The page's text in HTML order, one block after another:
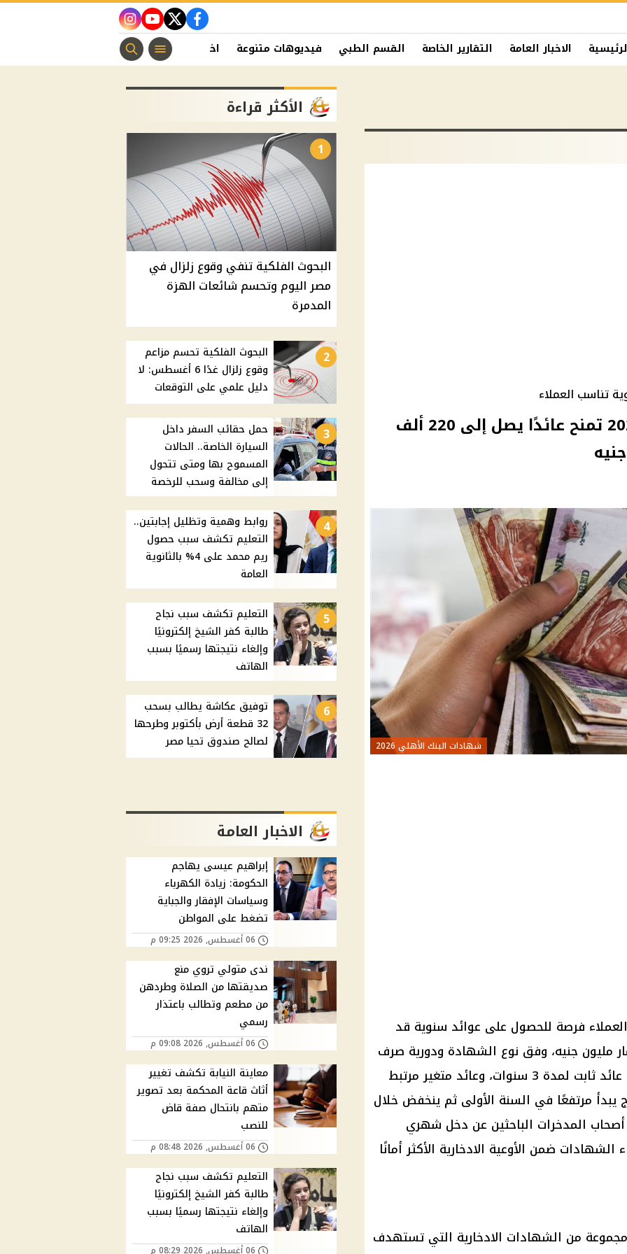
facebook
twitter
youtube
instagram
الاخبار العامة التقارير الخاصة القسم الطبي فيديوهات متنوعة اخبار الفن منوعات مسيحية
تناسب العملاء
شهادات البنك الأهلي 2026 تمنح عائدًا يصل إلى 220 ألف
شهادات البنك الأهلي 2026
شهادات البنك الأهلي 2026 العملاء فرصة للحصول على عوائد سنوية قد
استثمار مليون جنيه، وفق نوع الشهادة ودورية صرف
العائد. وتتنوع الخيارات المتاحة بين عائد ثابت لمدة 3 سنوات، وعائد متغير مرتبط
يبدأ مرتفعًا في السنة الأولى ثم ينخفض خلال
أصحاب المدخرات الباحثين عن دخل شهري
ضمن الأوعية الادخارية الأكثر أمانًا
من الشهادات الادخارية التي تستهدف
الأكثر قراءة
1
البحوث الفلكية تنفي وقوع زلزال في
مصر اليوم وتحسم شائعات الهزة
المدمرة
2
البحوث الفلكية تحسم مزاعم
وقوع زلزال غدًا 6 أغسطس: لا
دليل علمي على التوقعات
3
حمل حقائب السفر داخل
السيارة الخاصة.. الحالات
المسموح بها ومتى تتحول
إلى مخالفة وسحب للرخصة
4
روابط وهمية وتظليل إجابتين..
التعليم تكشف سبب حصول
ريم محمد على 4% بالثانوية
العامة
5
التعليم تكشف سبب نجاح
طالبة كفر الشيخ إلكترونيًا
وإلغاء نتيجتها رسميًا بسبب
الهاتف
6
توفيق عكاشة يطالب بسحب
32 قطعة أرض بأكتوبر وطرحها
لصالح صندوق تحيا مصر
الاخبار العامة
إبراهيم عيسى يهاجم
الحكومة: زيادة الكهرباء
وسياسات الإفقار والجباية
تضغط على المواطن
06 أغسطس, 2026 09:25 م
ندى متولي تروي منع
صديقتها من الصلاة وطردهن
من مطعم وتطالب باعتذار
رسمي
06 أغسطس, 2026 09:08 م
معاينة النيابة تكشف تغيير
أثاث قاعة المحكمة بعد تصوير
متهم بانتحال صفة قاض
للنصب
06 أغسطس, 2026 08:48 م
التعليم تكشف سبب نجاح
طالبة كفر الشيخ إلكترونيًا
وإلغاء نتيجتها رسميًا بسبب
الهاتف
06 أغسطس, 2026 08:29 م